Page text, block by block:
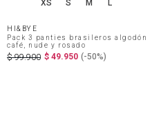
XS S M L
HI&BYE
Pack 3 panties brasileros algodón
café, nude y rosado
$ 99.900 $ 49.950 (-50%)